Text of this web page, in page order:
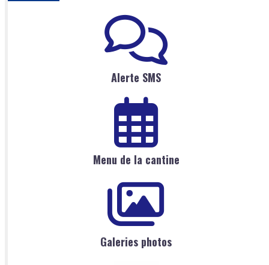
Alerte SMS
Menu de la cantine
Galeries photos